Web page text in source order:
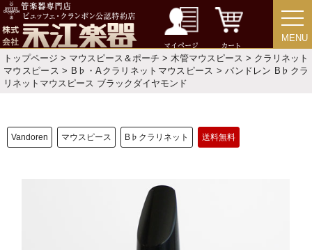
マイページ カート
MENU
MENU
トップページ > マウスピース＆ポーチ > 木管マウスピース > クラリネット
マウスピース > B♭・Aクラリネットマウスピース > バンドレン B♭クラ
リネットマウスピース ブラックダイヤモンド
Vandoren マウスピース B♭クラリネット 送料無料